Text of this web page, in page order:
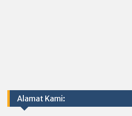
Alamat Kami: